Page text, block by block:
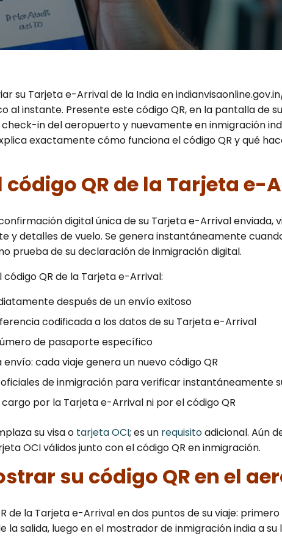
su Tarjeta e-Arrival de la India en
al instante. Presente este código QR, en la pantalla de
in del aeropuerto y nuevamente en inmigración
exactamente cómo funciona el código QR y qué
código QR de la Tarjeta e-
digital única de su Tarjeta e-Arrival enviada,
y detalles de vuelo. Se genera instantáneamente
prueba de su declaración de inmigración digital.
QR de la Tarjeta e-Arrival:
después de un envío exitoso
codificada a los datos de su Tarjeta e-Arrival
de pasaporte específico
cada viaje genera un nuevo código QR
de inmigración para verificar instantáneamente
por la Tarjeta e-Arrival ni por el código QR
su visa o tarjeta OCI; es un requisitoadicional. Aún
OCI válidos junto con el código QR en inmigración.
su código QR en el
de la Tarjeta e-Arrival en dos puntos de su viaje:
la salida, luego en el mostrador de inmigración india a su